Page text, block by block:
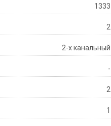
1333
2
2-х канальный
-
2
1